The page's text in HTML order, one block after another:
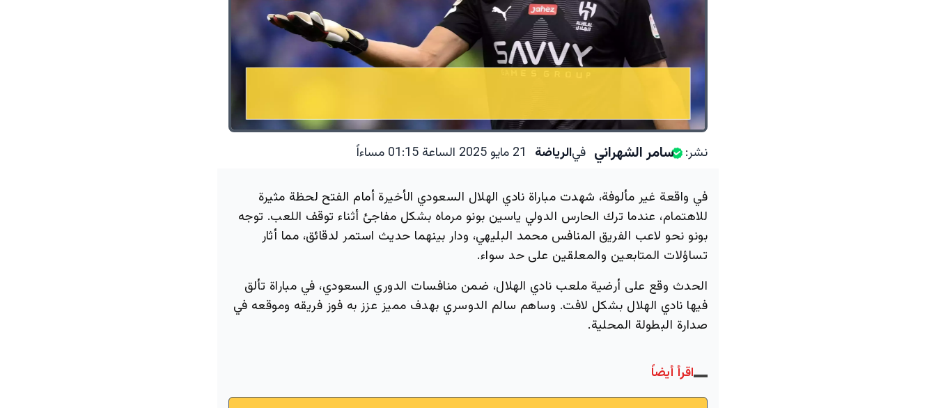
نشر: سامر الشهراني فيالرياضة 21 مايو 2025 الساعة 01:15 مساءاً
في واقعة غير مألوفة، شهدت مباراة نادي الهلال السعودي الأخيرة أمام الفتح لحظة مثيرة
للاهتمام، عندما ترك الحارس الدولي ياسين بونو مرماه بشكل مفاجئ أثناء توقف اللعب. توجه
بونو نحو لاعب الفريق المنافس محمد البليهي، ودار بينهما حديث استمر لدقائق، مما أثار
تساؤلات المتابعين والمعلقين على حد سواء.
الحدث وقع على أرضية ملعب نادي الهلال، ضمن منافسات الدوري السعودي، في مباراة تألق
فيها نادي الهلال بشكل لافت. وساهم سالم الدوسري بهدف مميز عزز به فوز فريقه وموقعه في
صدارة البطولة المحلية.
اقرأ أيضاً